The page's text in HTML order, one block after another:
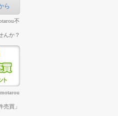
ら
不
んか？
売買」